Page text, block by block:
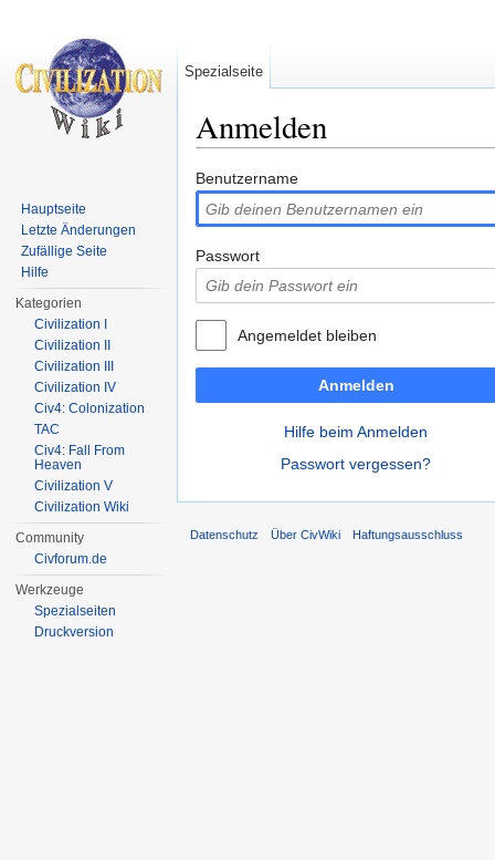
Anmelden
Benutzername
Passwort
Angemeldet bleiben
Anmelden
Hilfe beim Anmelden
Passwort vergessen?
Spezialseite
Hauptseite
Letzte Änderungen
Zufällige Seite
Hilfe
Kategorien
Civilization I
Civilization II
Civilization III
Civilization IV
Civ4: Colonization
TAC
Civ4: Fall From
Heaven
Civilization V
Civilization Wiki
Community
Civforum.de
Werkzeuge
Spezialseiten
Druckversion
Datenschutz Über CivWiki Haftungsausschluss